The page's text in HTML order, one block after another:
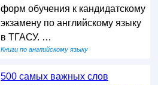
форм обучения к кандидатскому
экзамену по английскому языку
в ТГАСУ. …
Книги по английскому языку
500 самых важных слов